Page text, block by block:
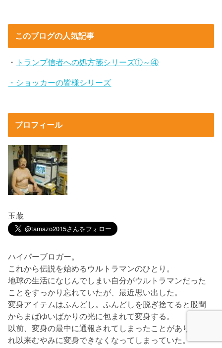
このブログの人気記事
・ トランプ信者への処方箋シリーズ①～④
・ショッカーの皆様シリーズ
プロフィール
玉蔵
ハイパーブロガー。
これから伝説を始めるウルトラマンのひとり。
地球の生活になじんでしまい自分がウルトラマンだった
ことをすっかり忘れていたが、最近思い出した。
変身アイテムはふんどし。ふんどしを脱ぎ捨てると股間
からまばゆいばかりの光に包まれて変身する。
以前、変身の最中に通報されてしまったことがあり、そ
れ以来むやみに変身できなくなってしまっていた。